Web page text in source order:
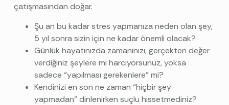
çatışmasından doğar.
Şu an bu kadar stres yapmanıza neden olan şey,
5 yıl sonra sizin için ne kadar önemli olacak?
Günlük hayatınızda zamanınızı, gerçekten değer
verdiğiniz şeylere mi harcıyorsunuz, yoksa
sadece “yapılması gerekenlere” mi?
Kendinizi en son ne zaman “hiçbir şey
yapmadan” dinlenirken suçlu hissetmediniz?